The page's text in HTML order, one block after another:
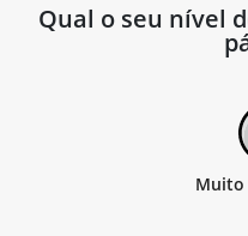
Qual o seu nível